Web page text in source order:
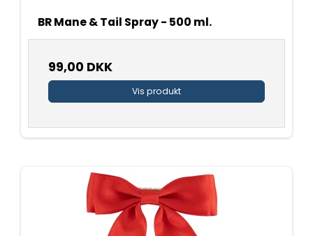
BR Mane & Tail Spray - 500 ml.
99,00 DKK
Vis produkt